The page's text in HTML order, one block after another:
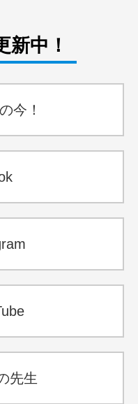
新中！
今！
先生